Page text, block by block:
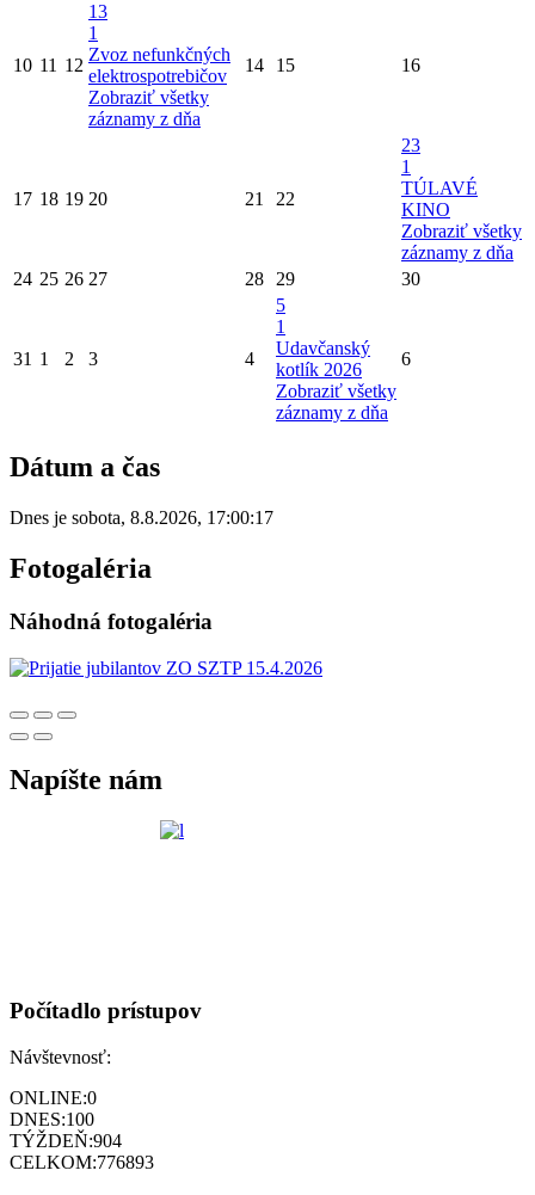
10 11 12
13
1
Zvoz nefunkčných
elektrospotrebičov
Zobraziť všetky
záznamy z dňa
14 15 16
17 18 19 20 21 22
23
1
TÚLAVÉ
KINO
Zobraziť všetky
záznamy z dňa
24 25 26 27 28 29 30
31 1 2 3 4
5
1
Udavčanský
kotlík 2026
Zobraziť všetky
záznamy z dňa
6
Dátum a čas
Dnes je sobota, 8.8.2026, 17:00:17
Fotogaléria
Náhodná fotogaléria
Napíšte nám
Počítadlo prístupov
Návštevnosť:
ONLINE:0
DNES:100
TÝŽDEŇ:904
CELKOM:776893